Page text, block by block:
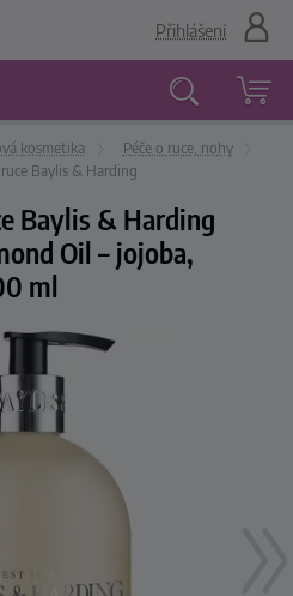
Vyhledávání
Přihlášení
kosmetika
Péče o ruce, nohy
Baylis & Harding
Baylis & Harding
Oil – jojoba,
ml